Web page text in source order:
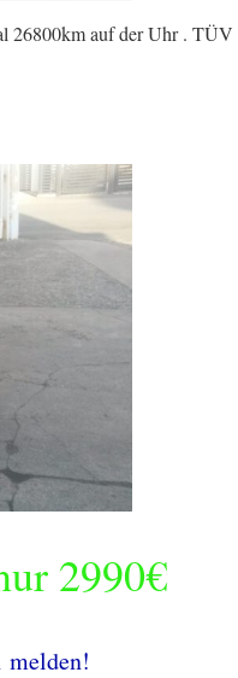
26800km auf der Uhr . TÜV
2990€
melden!